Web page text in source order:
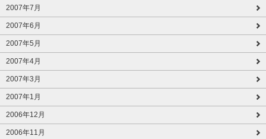
2007年7月
2007年6月
2007年5月
2007年4月
2007年3月
2007年1月
2006年12月
2006年11月